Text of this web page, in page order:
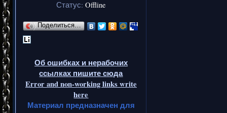
Статус: Offline
Поделиться…
Об ошибках и нерабочих
ссылках пишите сюда
Error and non-working links write
here
Материал предназначен для